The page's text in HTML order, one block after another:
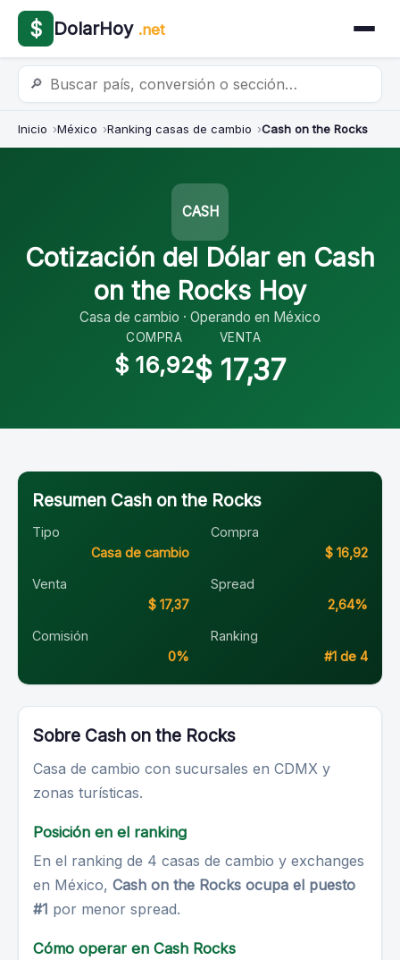
$ DolarHoy .net
🔎
Inicio México Ranking casas de cambio Cash on the Rocks
CASH
Cotización del Dólar en Cash
on the Rocks Hoy
Casa de cambio · Operando en México
COMPRA
$ 16,92
VENTA
$ 17,37
Resumen Cash on the Rocks
Tipo
Casa de cambio
Compra
$ 16,92
Venta
$ 17,37
Spread
2,64%
Comisión
0%
Ranking
#1 de 4
Sobre Cash on the Rocks
Casa de cambio con sucursales en CDMX y
zonas turísticas.
Posición en el ranking
En el ranking de 4 casas de cambio y exchanges
en México, Cash on the Rocks ocupa el puesto
#1 por menor spread.
Cómo operar en Cash Rocks